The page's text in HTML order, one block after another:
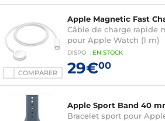
COMPARER
Apple Magnetic Fast
Câble de charge rapide
pour Apple Watch (1 m)
DISPO : EN STOCK
29€00
Apple Sport Band 40
Bracelet sport pour